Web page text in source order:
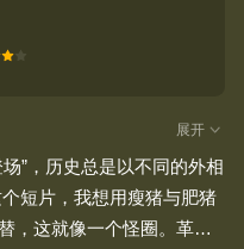
展开
”，历史总是以不同的外相
短片，我想用瘦猪与肥猪
，这就像一个怪圈。革命